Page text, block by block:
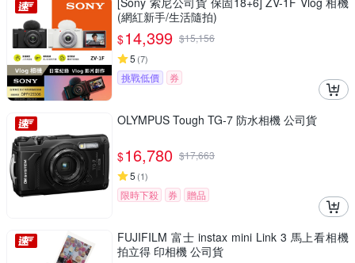
(網紅新手/生活隨拍)
$14,399 $15,156
5 (7)
挑戰低價 券
OLYMPUS Tough TG-7 防水相機 公司貨
$16,780 $17,663
5 (1)
限時下殺 券 贈品
FUJIFILM 富士 instax mini Link 3 馬上看相機
拍立得 印相機 公司貨